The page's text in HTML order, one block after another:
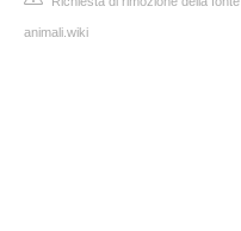
animali.wiki